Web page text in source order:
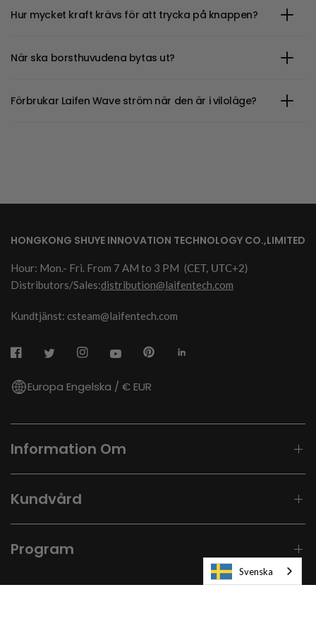
Hur mycket kraft krävs för att trycka på knappen?
När ska borsthuvudena bytas ut?
Förbrukar Laifen Wave ström när den är i viloläge?
HONGKONG SHUYE INNOVATION TECHNOLOGY CO.,LIMITED
Hour: Mon.- Fri. From 7 AM to 3 PM (CET, UTC+2)
Distributors/Sales:distribution@laifentech.com
Kundtjänst: csteam@laifentech.com
Europa Engelska / € EUR
Information Om
Kundvård
Program
Svenska